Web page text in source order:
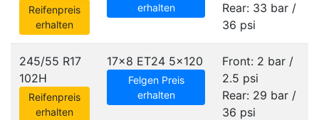
Reifenpreis
erhalten
erhalten
Rear: 33 bar /
36 psi
245/55 R17
102H
Reifenpreis
erhalten
17x8 ET24 5x120
Felgen Preis
erhalten
Front: 2 bar /
2.5 psi
Rear: 29 bar /
36 psi